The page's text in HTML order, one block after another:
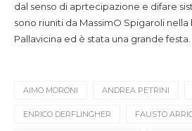
dal senso di aprtecipazione e difare
sono riuniti da MassimO Spigaroli
Pallavicina ed è stata una grande festa.
AIMO MORONI ANDREA PETRINI
ENRICO DERFLINGHER FAUSTO